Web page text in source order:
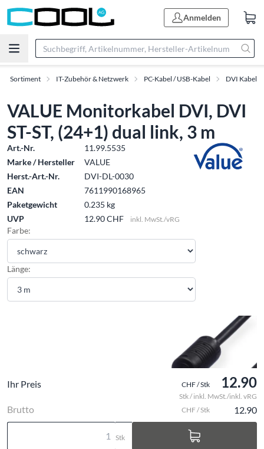
Anmelden
Sortiment IT-Zubehör & Netzwerk PC-Kabel / USB-Kabel DVI Kabel
VALUE Monitorkabel DVI, DVI
ST-ST, (24+1) dual link, 3 m
Art.-Nr.
11.99.5535
Marke / Hersteller
VALUE
Herst.-Art.-Nr.
DVI-DL-0030
EAN
7611990168965
Paketgewicht
0.235 kg
UVP
12.90 CHF inkl. MwSt./vRG
Farbe:
Länge:
Ihr Preis CHF / Stk 12.90
Stk / inkl. MwSt./inkl. vRG
Brutto CHF / Stk 12.90
Stk